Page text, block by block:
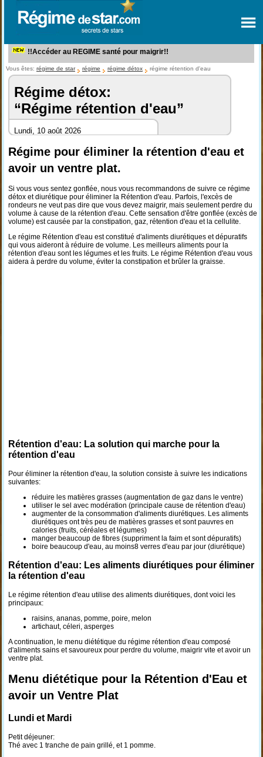
!!Accéder au REGIME santé pour maigrir!!
Vous êtes: régime de star régime régime détox régime rétention d'eau
Régime détox:
“Régime rétention d'eau”
Lundi, 10 août 2026
Régime pour éliminer la rétention d'eau et
avoir un ventre plat.
Si vous vous sentez gonflée, nous vous recommandons de suivre ce régime
détox et diurétique pour éliminer la Rétention d'eau. Parfois, l'excès de
rondeurs ne veut pas dire que vous devez maigrir, mais seulement perdre du
volume à cause de la rétention d'eau. Cette sensation d'être gonflée (excès de
volume) est causée par la constipation, gaz, rétention d'eau et la cellulite.
Le régime Rétention d'eau est constitué d'aliments diurétiques et dépuratifs
qui vous aideront à réduire de volume. Les meilleurs aliments pour la
rétention d'eau sont les légumes et les fruits. Le régime Rétention d'eau vous
aidera à perdre du volume, éviter la constipation et brûler la graisse.
Rétention d'eau: La solution qui marche pour la
rétention d'eau
Pour éliminer la rétention d'eau, la solution consiste à suivre les indications
suivantes:
réduire les matières grasses (augmentation de gaz dans le ventre)
utiliser le sel avec modération (principale cause de rétention d'eau)
augmenter de la consommation d'aliments diurétiques. Les aliments
diurétiques ont très peu de matières grasses et sont pauvres en
calories (fruits, céréales et légumes)
manger beaucoup de fibres (suppriment la faim et sont dépuratifs)
boire beaucoup d'eau, au moins8 verres d'eau par jour (diurétique)
Rétention d'eau: Les aliments diurétiques pour éliminer
la rétention d'eau
Le régime rétention d'eau utilise des aliments diurétiques, dont voici les
principaux:
raisins, ananas, pomme, poire, melon
artichaut, céleri, asperges
A continuation, le menu diététique du régime rétention d'eau composé
d'aliments sains et savoureux pour perdre du volume, maigrir vite et avoir un
ventre plat.
Menu diététique pour la Rétention d'Eau et
avoir un Ventre Plat
Lundi et Mardi
Petit déjeuner:
Thé avec 1 tranche de pain grillé, et 1 pomme.